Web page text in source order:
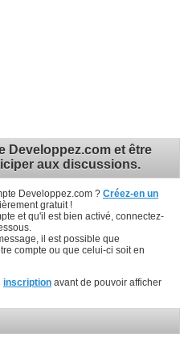
Developpez.com et être
aux discussions.
Developpez.com ? Créez-en un
gratuit !
et qu'il est bien activé, connectez-
il est possible que
compte ou que celui-ci soit en
inscription avant de pouvoir afficher